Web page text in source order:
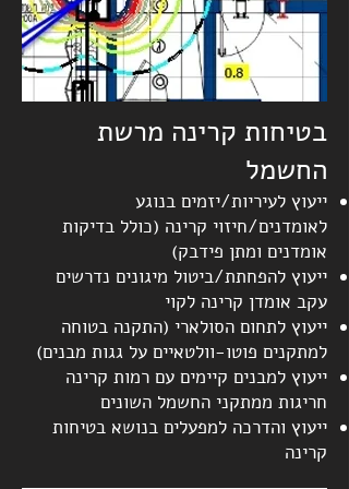
בטיחות קרינה מרשת
החשמל
ייעוץ לעיריות/יזמים בנוגע
לאומדנים/חיזוי קרינה (כולל בדיקות
אומדנים ומתן פידבק)
ייעוץ להפחתת/ביטול מיגונים נדרשים
עקב אומדן קרינה לקוי
ייעוץ לתחום הסולארי (התקנה בטוחה
למתקנים פוטו-וולטאיים על גגות מבנים)
ייעוץ למבנים קיימים עם רמות קרינה
חריגות ממתקני החשמל השונים
ייעוץ והדרכה למפעלים בנושא בטיחות
קרינה